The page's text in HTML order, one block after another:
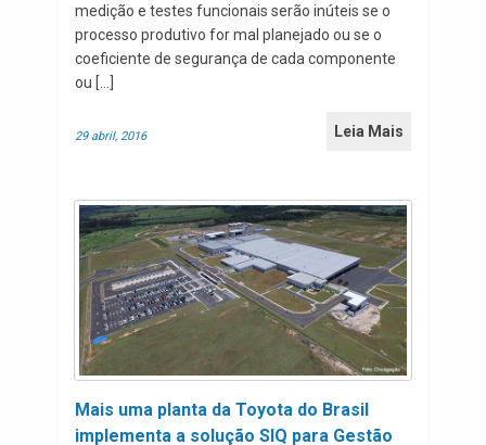
medição e testes funcionais serão inúteis se o
processo produtivo for mal planejado ou se o
coeficiente de segurança de cada componente
ou […]
29 abril, 2016 Leia Mais
Mais uma planta da Toyota do Brasil
implementa a solução SIQ para Gestão